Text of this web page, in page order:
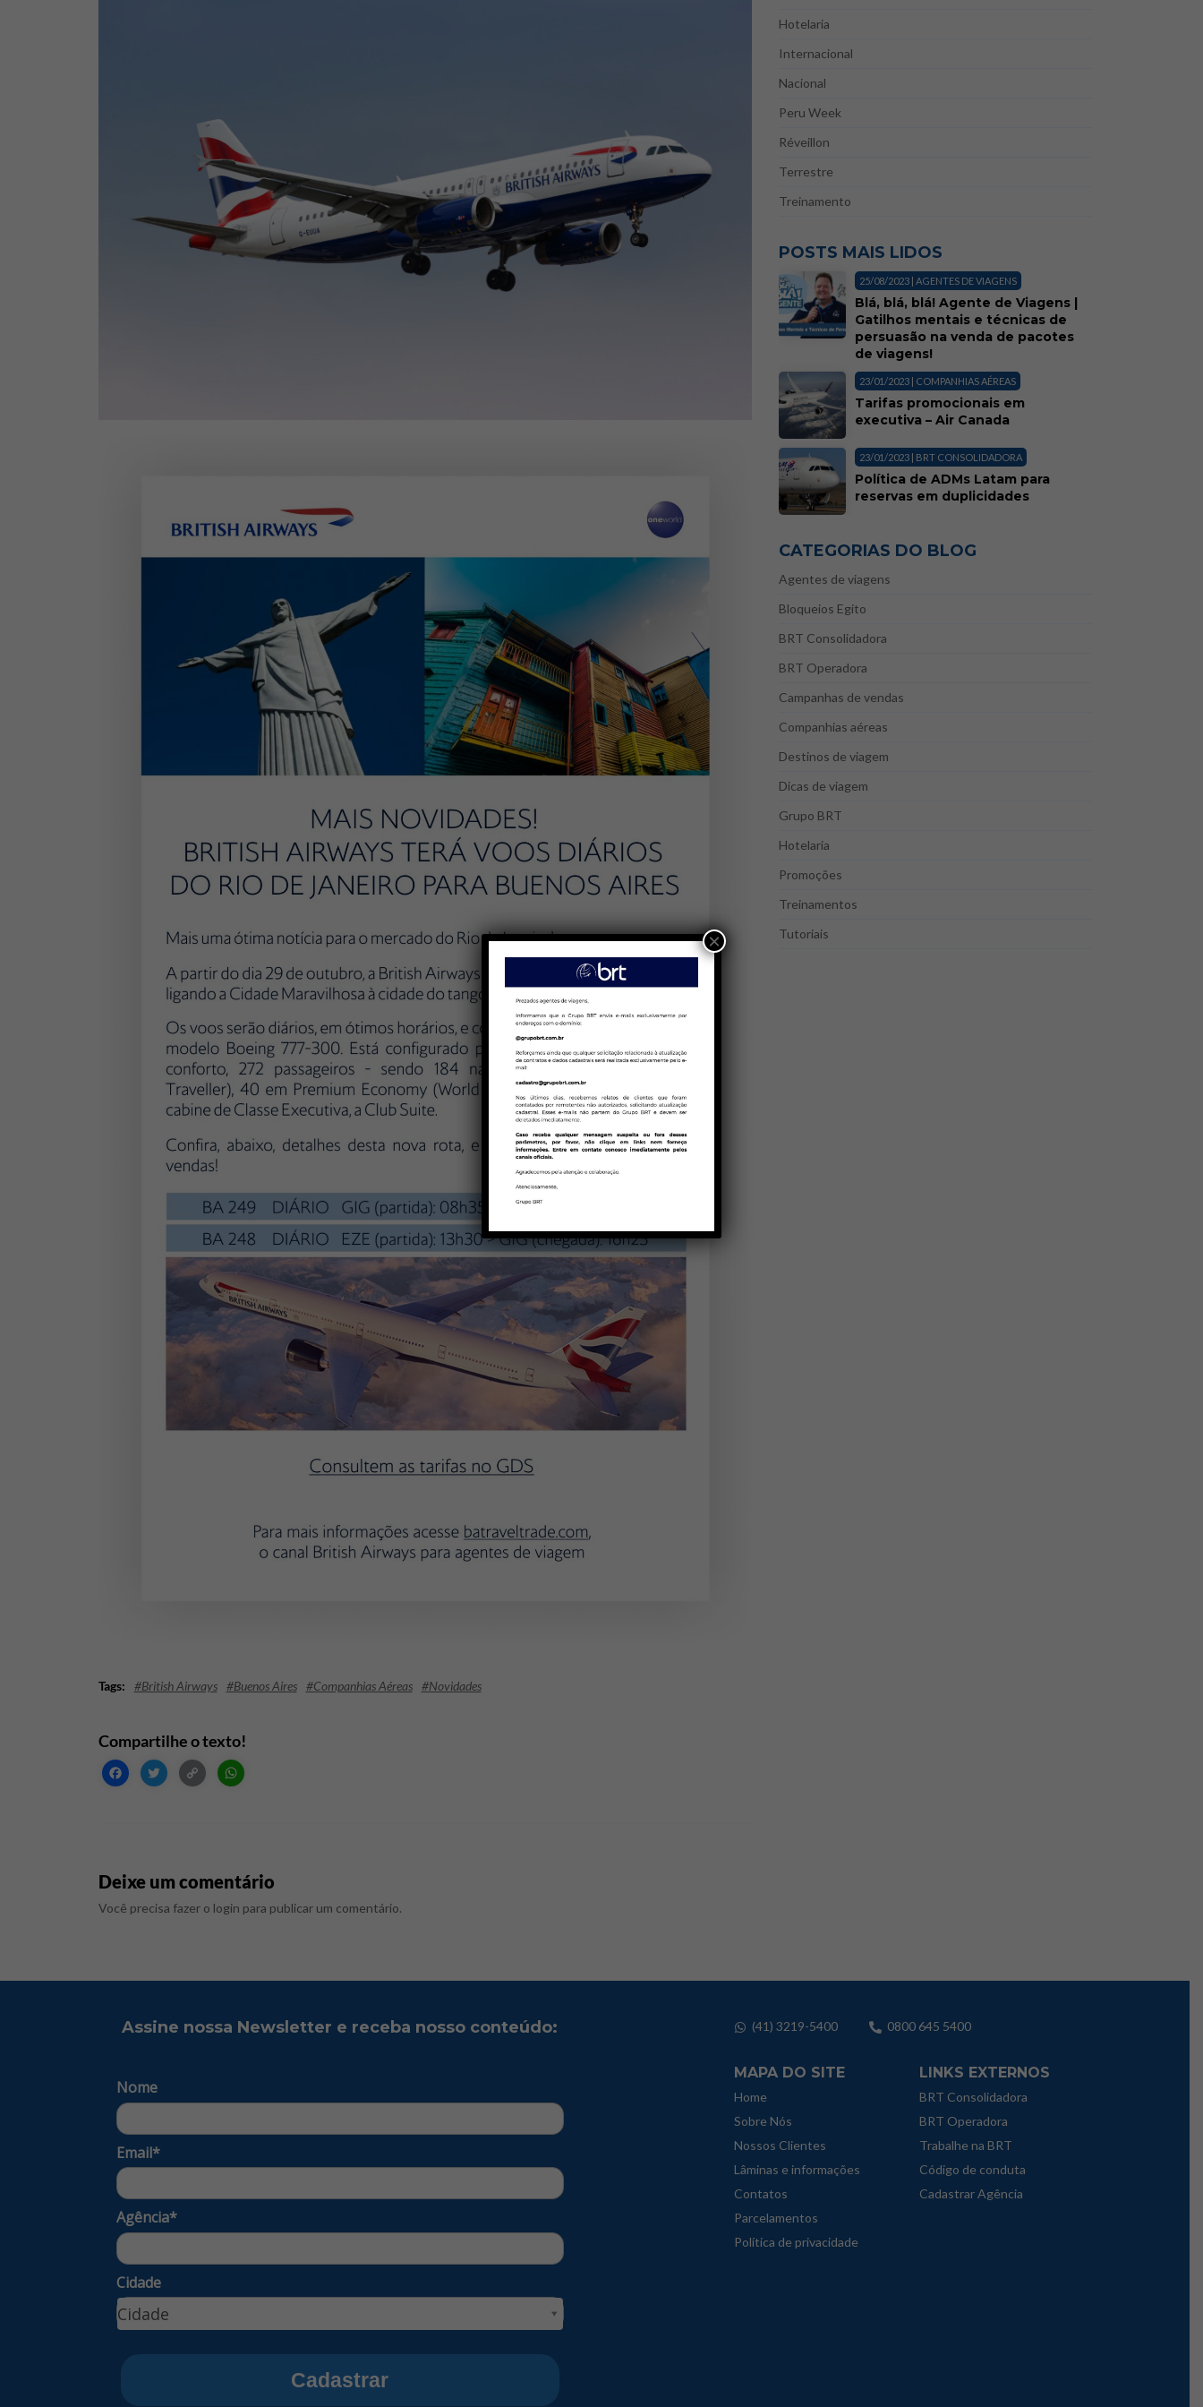
#British Airways #Buenos Aires #Companhias Aéreas #Novidades
FacebookTwitter
Copy
Deixe um comentário
Você precisa fazer o login para publicar um comentário.
Hotelaria
Internacional
Nacional
Peru Week
Réveillon
Terrestre
Treinamento
POSTS MAIS LIDOS
25/08/2023 | AGENTES DE VIAGENS
Blá, blá, blá! Agente de Viagens |
Gatilhos mentais e técnicas de
persuasão na venda de pacotes
de viagens!
23/01/2023 | COMPANHIAS AÉREAS
Tarifas promocionais em
executiva – Air Canada
23/01/2023 | BRT CONSOLIDADORA
Política de ADMs Latam para
reservas em duplicidades
CATEGORIAS DO BLOG
Agentes de viagens
Bloqueios Egito
BRT Consolidadora
BRT Operadora
Campanhas de vendas
Companhias aéreas
Destinos de viagem
Dicas de viagem
Grupo BRT
Hotelaria
Promoções
Treinamentos
Tutoriais
Assine nossa Newsletter e receba nosso conteúdo:
Nome
Email*
Agência*
Cidade
Cidade
Cidade
Cadastrar
(41) 3219-5400 0800 645 5400
MAPA DO SITE
Home
Sobre Nós
Nossos Clientes
Lâminas e informações
Contatos
Parcelamentos
Política de privacidade
LINKS EXTERNOS
BRT Consolidadora
BRT Operadora
Trabalhe na BRT
Código de conduta
Cadastrar Agência
×